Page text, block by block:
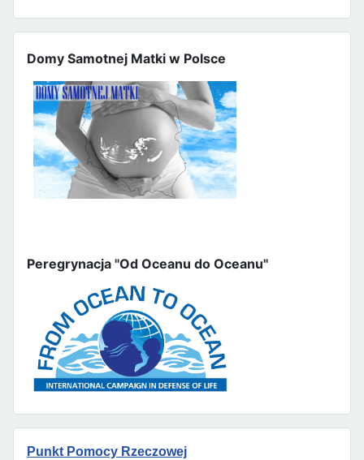
Domy Samotnej Matki w Polsce
Peregrynacja "Od Oceanu do Oceanu"
Punkt Pomocy Rzeczowej